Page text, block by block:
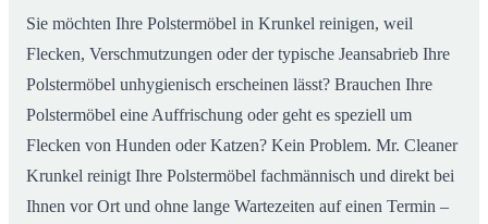
Sie möchten Ihre Polstermöbel in Krunkel reinigen, weil
Flecken, Verschmutzungen oder der typische Jeansabrieb Ihre
Polstermöbel unhygienisch erscheinen lässt? Brauchen Ihre
Polstermöbel eine Auffrischung oder geht es speziell um
Flecken von Hunden oder Katzen? Kein Problem. Mr. Cleaner
Krunkel reinigt Ihre Polstermöbel fachmännisch und direkt bei
Ihnen vor Ort und ohne lange Wartezeiten auf einen Termin –